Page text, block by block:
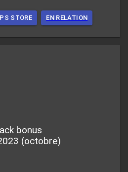
PS STORE EN RELATION
bonus
(octobre)